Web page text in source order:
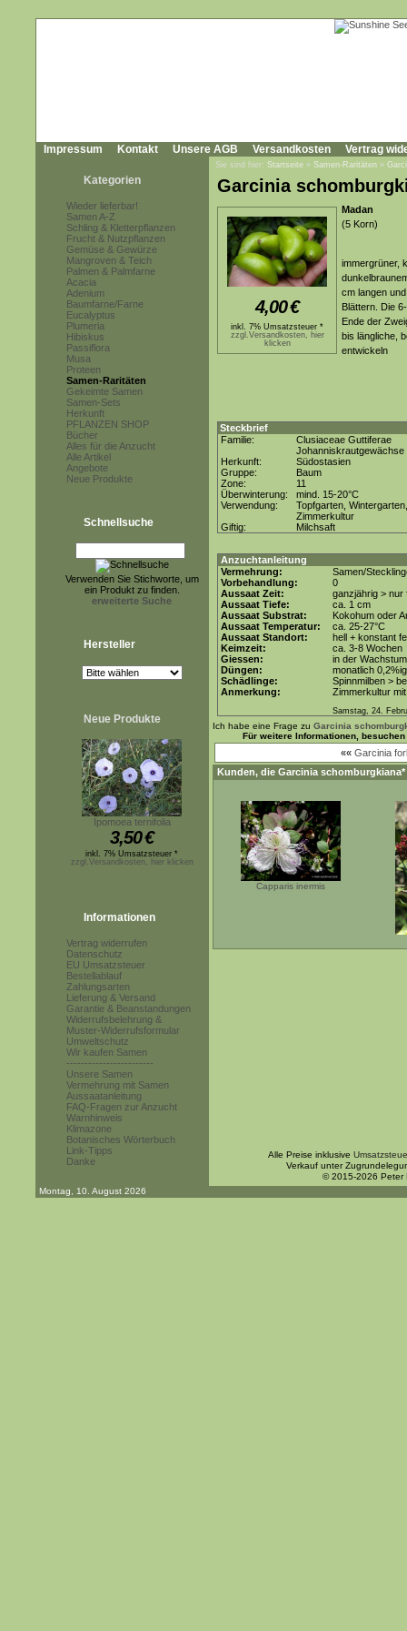
Impressum Kontakt Unsere AGB Versandkosten Vertrag
Kategorien
Wieder lieferbar!
Samen A-Z
Schling & Kletterpflanzen
Frucht & Nutzpflanzen
Gemüse & Gewürze
Mangroven & Teich
Palmen & Palmfarne
Acacia
Adenium
Baumfarne/Farne
Eucalyptus
Plumeria
Hibiskus
Passiflora
Musa
Proteen
Samen-Raritäten
Gekeimte Samen
Samen-Sets
Herkunft
PFLANZEN SHOP
Bücher
Alles für die Anzucht
Alle Artikel
Angebote
Neue Produkte
Schnellsuche
Verwenden Sie Stichworte, um
ein Produkt zu finden.
erweiterte Suche
Hersteller
Neue Produkte
Ipomoea ternifolia
3,50€
inkl. 7% Umsatzsteuer *
zzgl.Versandkosten, hier klicken
Informationen
Vertrag widerrufen
Datenschutz
EU Umsatzsteuer
Bestellablauf
Zahlungsarten
Lieferung & Versand
Garantie & Beanstandungen
Widerrufsbelehrung &
Muster-Widerrufsformular
Umweltschutz
Wir kaufen Samen
------------------------
Unsere Samen
Vermehrung mit Samen
Aussaatanleitung
FAQ-Fragen zur Anzucht
Warnhinweis
Klimazone
Botanisches Wörterbuch
Link-Tipps
Danke
Sie sind hier: Startseite » Samen-Raritäten »
Garcinia
4,00€
inkl. 7% Umsatzsteuer *
zzgl.Versandkosten, hier
klicken
Madan
(5 Korn)
immergrüner,
cm langen
Blättern. Die
Ende der
bis längliche,
entwickeln
Steckbrief
Familie:
Clusiaceae Guttiferae
Johanniskrautgewächse
Herkunft:
Südostasien
Gruppe:
Baum
Zone:
11
Überwinterung:
mind. 15-20°C
Verwendung:
Topfgarten, Wintergarten,
Zimmerkultur
Giftig:
Milchsaft
Anzuchtanleitung
Vermehrung:
Samen/
Vorbehandlung:
0
Aussaat Zeit:
ganzjährig >
Aussaat Tiefe:
ca. 1 cm
Aussaat Substrat:
Kokohum oder
Aussaat Temperatur:
ca. 25-27°C
Aussaat Standort:
hell + konstant
Keimzeit:
ca. 3-8 Wochen
Giessen:
in der
Düngen:
monatlich
Schädlinge:
Spinnmilben >
Anmerkung:
Zimmerkultur
Samstag, 24.
Ich habe eine Frage zu Garcinia
Für weitere Informationen,
«« Garcinia
Kunden, die Garcinia schomburgkiana*
Capparis inermis
Alle Preise inklusive
Verkauf unter
© 2015-2026 Peter
Montag, 10. August 2026